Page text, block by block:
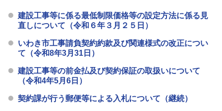
建設工事等に係る最低制限価格等の設定方法に係る見
直しについて（令和６年３月２５日）
いわき市工事請負契約約款及び関連様式の改正につい
て（令和8年3月31日）
建設工事等の前金払及び契約保証の取扱いについて
（令和4年5月6日）
契約課が行う郵便等による入札について（継続）